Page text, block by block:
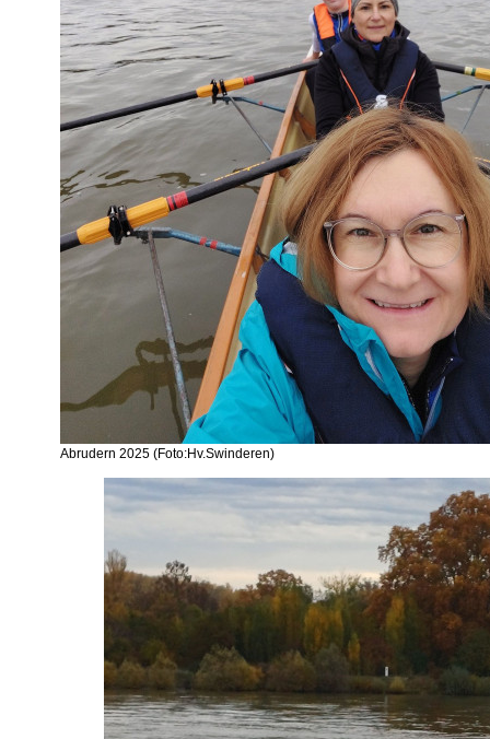
Abrudern 2025 (Foto:Hv.Swinderen)